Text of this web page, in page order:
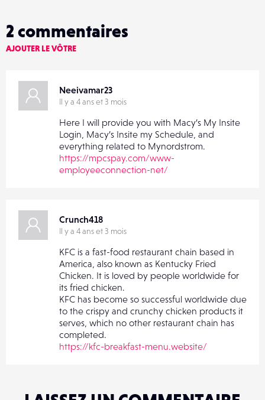
2 commentaires
AJOUTER LE VÔTRE
Neeivamar23
Il y a 4 ans et 3 mois
Here I will provide you with Macy’s My Insite
Login, Macy’s Insite my Schedule, and
everything related to Mynordstrom.
https://mpcspay.com/www-
employeeconnection-net/
Crunch418
Il y a 4 ans et 3 mois
KFC is a fast-food restaurant chain based in
America, also known as Kentucky Fried
Chicken. It is loved by people worldwide for
its fried chicken.
KFC has become so successful worldwide due
to the crispy and crunchy chicken products it
serves, which no other restaurant chain has
completed.
https://kfc-breakfast-menu.website/